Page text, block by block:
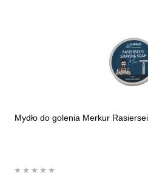
Mydło do golenia Merkur